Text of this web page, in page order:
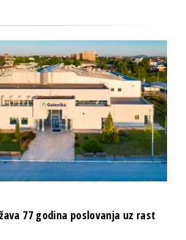
77 godina poslovanja uz rast